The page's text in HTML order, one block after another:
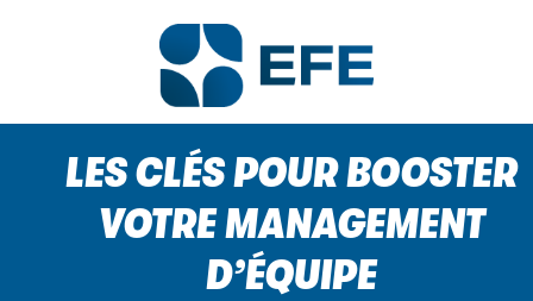
LES CLÉS POUR BOOSTER
VOTRE MANAGEMENT
D’ÉQUIPE